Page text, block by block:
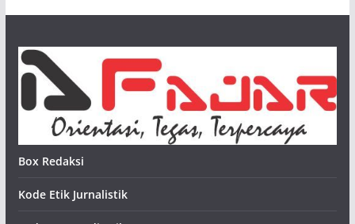
Box Redaksi
Kode Etik Jurnalistik